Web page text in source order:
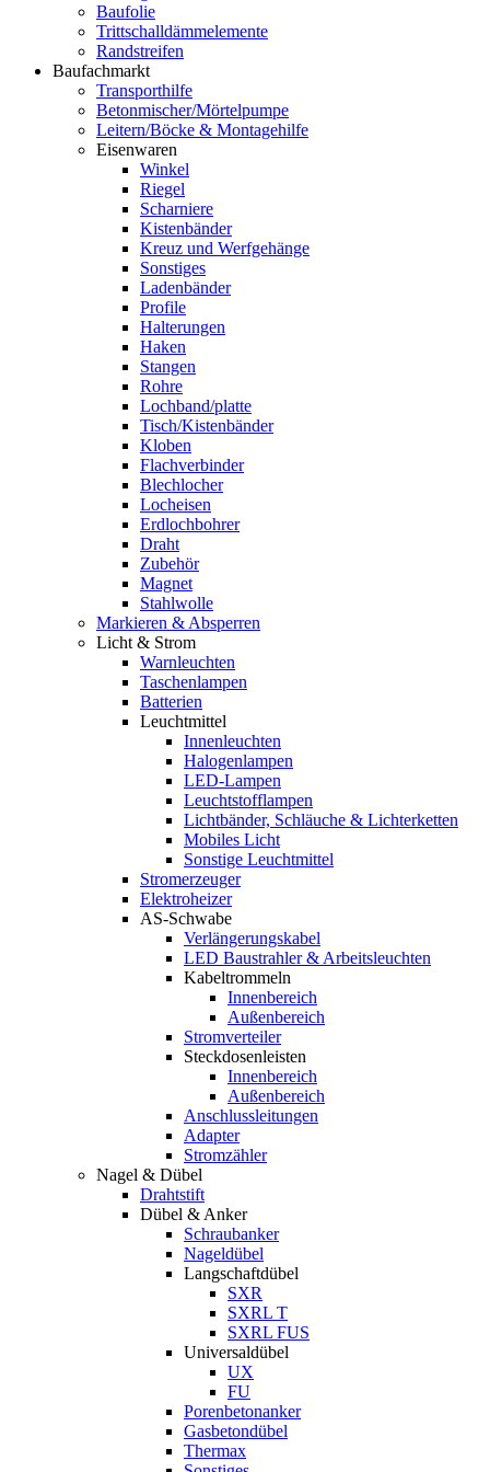
Baufolie
Trittschalldämmelemente
Randstreifen
Baufachmarkt
Transporthilfe
Betonmischer/Mörtelpumpe
Leitern/Böcke & Montagehilfe
Eisenwaren
Winkel
Riegel
Scharniere
Kistenbänder
Kreuz und Werfgehänge
Sonstiges
Ladenbänder
Profile
Halterungen
Haken
Stangen
Rohre
Lochband/platte
Tisch/Kistenbänder
Kloben
Flachverbinder
Blechlocher
Locheisen
Erdlochbohrer
Draht
Zubehör
Magnet
Stahlwolle
Markieren & Absperren
Licht & Strom
Warnleuchten
Taschenlampen
Batterien
Leuchtmittel
Innenleuchten
Halogenlampen
LED-Lampen
Leuchtstofflampen
Lichtbänder, Schläuche & Lichterketten
Mobiles Licht
Sonstige Leuchtmittel
Stromerzeuger
Elektroheizer
AS-Schwabe
Verlängerungskabel
LED Baustrahler & Arbeitsleuchten
Kabeltrommeln
Innenbereich
Außenbereich
Stromverteiler
Steckdosenleisten
Innenbereich
Außenbereich
Anschlussleitungen
Adapter
Stromzähler
Nagel & Dübel
Drahtstift
Dübel & Anker
Schraubanker
Nageldübel
Langschaftdübel
SXR
SXRL T
SXRL FUS
Universaldübel
UX
FU
Porenbetonanker
Gasbetondübel
Thermax